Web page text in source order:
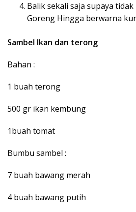
Balik sekali saja supaya
Goreng Hingga berwarna
Sambel Ikan dan terong
Bahan :
1 buah terong
500 gr ikan kembung
1buah tomat
Bumbu sambel :
7 buah bawang merah
4 buah bawang putih